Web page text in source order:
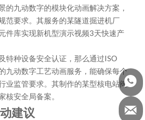
的九动数字的模块化动画解决方案，
范要求。其服务的某隧道掘进机厂
件库实现新机型演示视频3天快速产
特种设备安全认证，那么通过ISO
九动数字工艺动画服务，能确保每个
业监管要求。其制作的某型核电站阀
核安全局备案。
建议

